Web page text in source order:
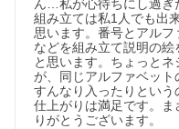
ん…私が心待ちにし過ぎ
組み立ては私1人でも出
思います。番号とアル
などを組み立て説明の
と思います。ちょっと
が、同じアルファベット
すんなり入ったりという
仕上がりは満足です。
りがとうございます。